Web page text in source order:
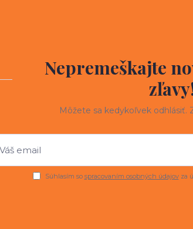
Nepremeškajte
Môžete sa kedykoľvek odhlásiť.
Súhlasím so spracovaním osobných údajovza